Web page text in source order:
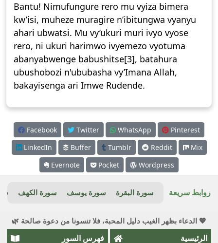
Bantu! Nimufungure rero mu vyiza bimera
kw’isi, muheze muragire n’ibitungwa vyanyu
ahari ubwatsi. Mu vy’ukuri muri ivyo vyose
rero, ni ukuri harimwo ivyemezo vyotuma
abanyabwenge babushitse[3], batahura
ubushobozi n'ububasha vy’Imana Allah,
bakayisenga ari Imwe Rudende.
Facebook Twitter WhatsApp
Pinterest
LinkedIn
Buffer Tumblr Reddit
Mix
Evernote
Pocket Wordpress
روابط سريعة سورة البقرة سورة يوسف سورة الكهف
💖 الدعاء بظهر الغيب دليل المحبة، فلا تنسونا من دعوة صالحة 🌿
الرئيسية فهرس السور